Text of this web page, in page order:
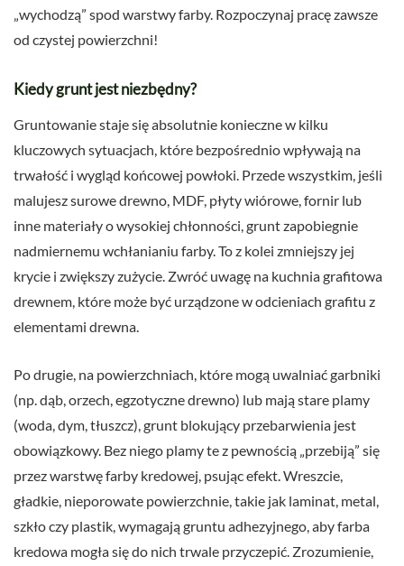
„wychodzą” spod warstwy farby. Rozpoczynaj pracę zawsze
od czystej powierzchni!
Kiedy grunt jest niezbędny?
Gruntowanie staje się absolutnie konieczne w kilku
kluczowych sytuacjach, które bezpośrednio wpływają na
trwałość i wygląd końcowej powłoki. Przede wszystkim, jeśli
malujesz surowe drewno, MDF, płyty wiórowe, fornir lub
inne materiały o wysokiej chłonności, grunt zapobiegnie
nadmiernemu wchłanianiu farby. To z kolei zmniejszy jej
krycie i zwiększy zużycie. Zwróć uwagę na kuchnia grafitowa
drewnem, które może być urządzone w odcieniach grafitu z
elementami drewna.
Po drugie, na powierzchniach, które mogą uwalniać garbniki
(np. dąb, orzech, egzotyczne drewno) lub mają stare plamy
(woda, dym, tłuszcz), grunt blokujący przebarwienia jest
obowiązkowy. Bez niego plamy te z pewnością „przebiją” się
przez warstwę farby kredowej, psując efekt. Wreszcie,
gładkie, nieporowate powierzchnie, takie jak laminat, metal,
szkło czy plastik, wymagają gruntu adhezyjnego, aby farba
kredowa mogła się do nich trwale przyczepić. Zrozumienie,